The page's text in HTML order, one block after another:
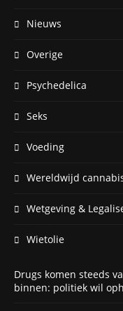
Nieuws
Overige
Psychedelica
Seks
Voeding
Wereldwijd
Wetgeving &
Wietolie
Drugs komen steeds
binnen: politiek wil